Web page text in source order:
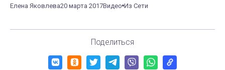
Елена Яковлева20 марта 2017Видео Из Сети
Поделиться